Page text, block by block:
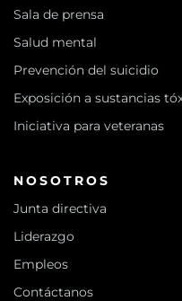
Sala de prensa
Salud mental
Prevención del suicidio
Exposición a sustancias
Iniciativa para veteranas
NOSOTROS
Junta directiva
Liderazgo
Empleos
Contáctanos